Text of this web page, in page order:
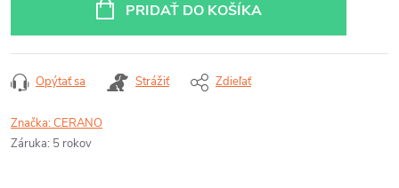
PRIDAŤ DO KOŠÍKA
Opýtať sa Strážiť Zdieľať
Značka:CERANO
Záruka: 5 rokov